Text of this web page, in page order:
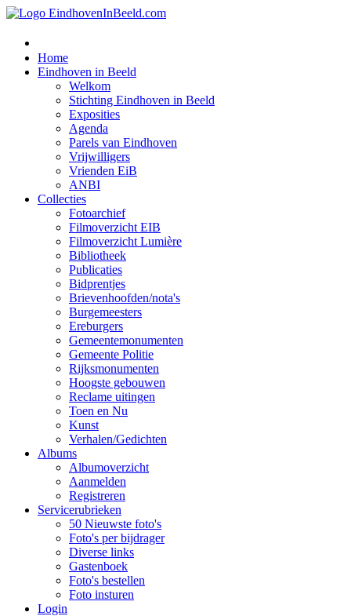
Home
Eindhoven in Beeld
Welkom
Stichting Eindhoven in Beeld
Exposities
Agenda
Parels van Eindhoven
Vrijwilligers
Vrienden EiB
ANBI
Collecties
Fotoarchief
Filmoverzicht EIB
Filmoverzicht Lumière
Bibliotheek
Publicaties
Bidprentjes
Brievenhoofden/nota's
Burgemeesters
Ereburgers
Gemeentemonumenten
Gemeente Politie
Rijksmonumenten
Hoogste gebouwen
Reclame uitingen
Toen en Nu
Kunst
Verhalen/Gedichten
Albums
Albumoverzicht
Aanmelden
Registreren
Servicerubrieken
50 Nieuwste foto's
Foto's per bijdrager
Diverse links
Gastenboek
Foto's bestellen
Foto insturen
Login